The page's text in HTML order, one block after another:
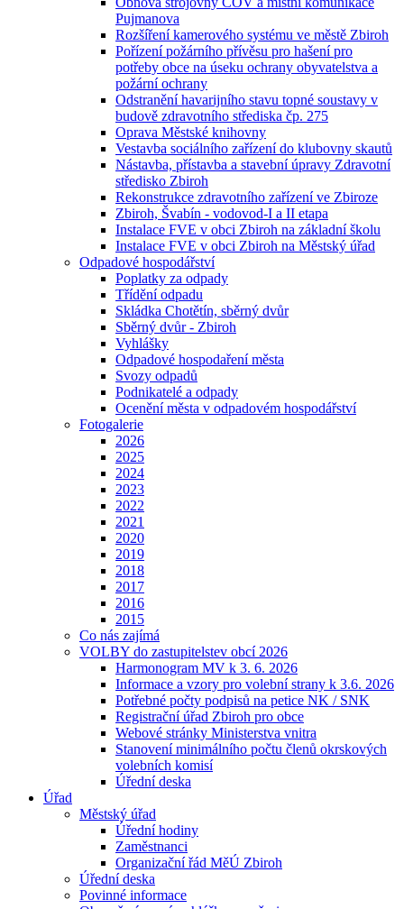
Pujmanova
Rozšíření kamerového systému ve městě Zbiroh
Pořízení požárního přívěsu pro hašení pro
potřeby obce na úseku ochrany obyvatelstva a
požární ochrany
Odstranění havarijního stavu topné soustavy v
budově zdravotního střediska čp. 275
Oprava Městské knihovny
Vestavba sociálního zařízení do klubovny skautů
Nástavba, přístavba a stavební úpravy Zdravotní
středisko Zbiroh
Rekonstrukce zdravotního zařízení ve Zbiroze
Zbiroh, Švabín - vodovod-I a II etapa
Instalace FVE v obci Zbiroh na základní školu
Instalace FVE v obci Zbiroh na Městský úřad
Odpadové hospodářství
Poplatky za odpady
Třídění odpadu
Skládka Chotětín, sběrný dvůr
Sběrný dvůr - Zbiroh
Vyhlášky
Odpadové hospodaření města
Svozy odpadů
Podnikatelé a odpady
Ocenění města v odpadovém hospodářství
Fotogalerie
2026
2025
2024
2023
2022
2021
2020
2019
2018
2017
2016
2015
Co nás zajímá
VOLBY do zastupitelstev obcí 2026
Harmonogram MV k 3. 6. 2026
Informace a vzory pro volební strany k 3.6. 2026
Potřebné počty podpisů na petice NK / SNK
Registrační úřad Zbiroh pro obce
Webové stránky Ministerstva vnitra
Stanovení minimálního počtu členů okrskových
volebních komisí
Úřední deska
Úřad
Městský úřad
Úřední hodiny
Zaměstnanci
Organizační řád MěÚ Zbiroh
Úřední deska
Povinné informace